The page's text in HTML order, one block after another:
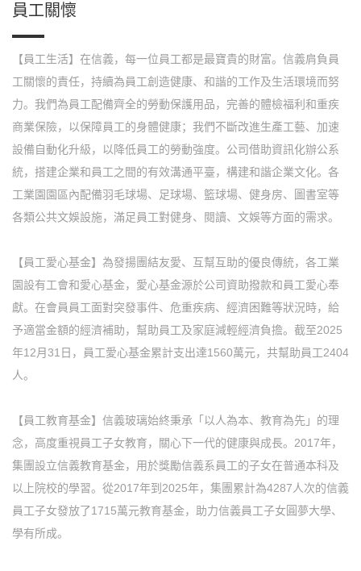
員工關懷
【員工生活】在信義，每一位員工都是最寶貴的財富。信義肩負員
工關懷的責任，持續為員工創造健康、和諧的工作及生活環境而努
力。我們為員工配備齊全的勞動保護用品，完善的體檢福利和重疾
商業保險，以保障員工的身體健康；我們不斷改進生產工藝、加速
設備自動化升級，以降低員工的勞動強度。公司借助資訊化辦公系
統，搭建企業和員工之間的有效溝通平臺，構建和諧企業文化。各
工業園園區內配備羽毛球場、足球場、籃球場、健身房、圖書室等
各類公共文娛設施，滿足員工對健身、閱讀、文娛等方面的需求。
【員工愛心基金】為發揚團結友愛、互幫互助的優良傳統，各工業
園設有工會和愛心基金，愛心基金源於公司資助撥款和員工愛心奉
獻。在會員員工面對突發事件、危重疾病、經濟困難等狀況時，給
予適當金額的經濟補助，幫助員工及家庭減輕經濟負擔。截至2025
年12月31日，員工愛心基金累計支出達1560萬元，共幫助員工2404
人。
【員工教育基金】信義玻璃始終秉承「以人為本、教育為先」的理
念，高度重視員工子女教育，關心下一代的健康與成長。2017年，
集團設立信義教育基金，用於獎勵信義系員工的子女在普通本科及
以上院校的學習。從2017年到2025年，集團累計為4287人次的信義
員工子女發放了1715萬元教育基金，助力信義員工子女圓夢大學、
學有所成。